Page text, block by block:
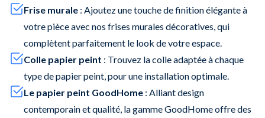
Frise murale : Ajoutez une touche de finition élégante à
votre pièce avec nos frises murales décoratives, qui
complètent parfaitement le look de votre espace.
Colle papier peint : Trouvez la colle adaptée à chaque
type de papier peint, pour une installation optimale.
Le papier peint GoodHome : Alliant design
contemporain et qualité, la gamme GoodHome offre des